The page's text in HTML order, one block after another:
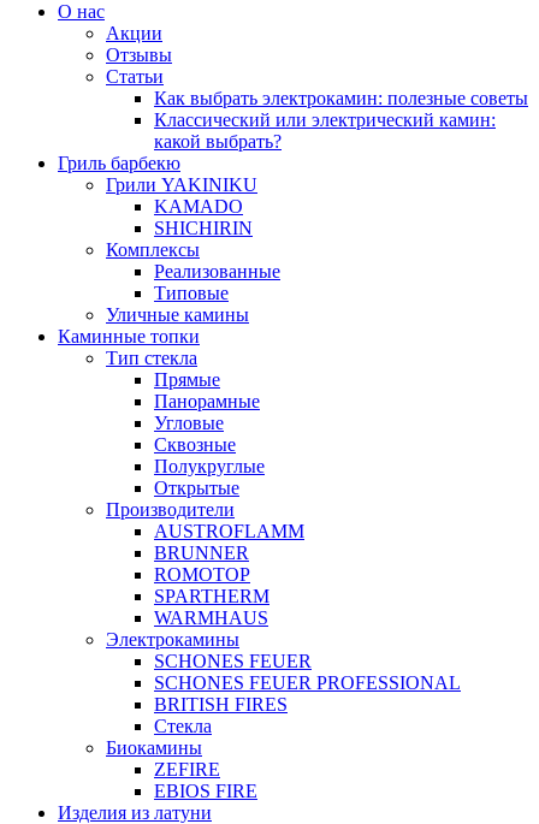
О нас
Акции
Отзывы
Статьи
Как выбрать электрокамин: полезные советы
Классический или электрический камин:
какой выбрать?
Гриль барбекю
Грили YAKINIKU
KAMADO
SHICHIRIN
Комплексы
Реализованные
Типовые
Уличные камины
Каминные топки
Тип стекла
Прямые
Панорамные
Угловые
Сквозные
Полукруглые
Открытые
Производители
AUSTROFLAMM
BRUNNER
ROMOTOP
SPARTHERM
WARMHAUS
Электрокамины
SCHONES FEUER
SCHONES FEUER PROFESSIONAL
BRITISH FIRES
Стекла
Биокамины
ZEFIRE
EBIOS FIRE
Изделия из латуни